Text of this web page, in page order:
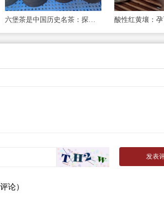
六堡茶是中国历史名茶：探寻山塘岐品牌的千年传承与时代新韵
发表
论）